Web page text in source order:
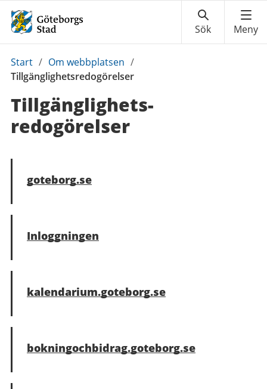
Du
är
Start / Om webbplatsen /
Tillgänglighetsredogörelser
Tillgänglighets­
redogörelser
goteborg.se
Inloggningen
kalendarium.goteborg.se
bokningochbidrag.goteborg.se